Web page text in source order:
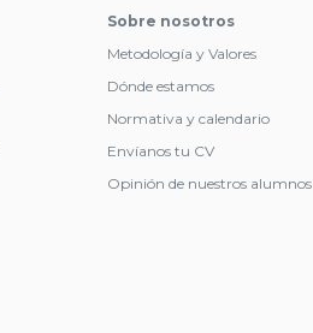
Sobre nosotros
Metodología y Valores
Dónde estamos
Normativa y calendario
Envíanos tu CV
Opinión de nuestros alumnos